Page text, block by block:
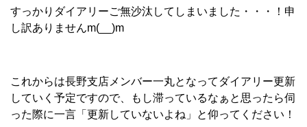
すっかりダイアリーご無沙汰してしまいました・・・！申
し訳ありませんm(__)m
これからは長野支店メンバー一丸となってダイアリー更新
していく予定ですので、もし滞っているなぁと思ったら伺
った際に一言「更新していないよね」と仰ってください！